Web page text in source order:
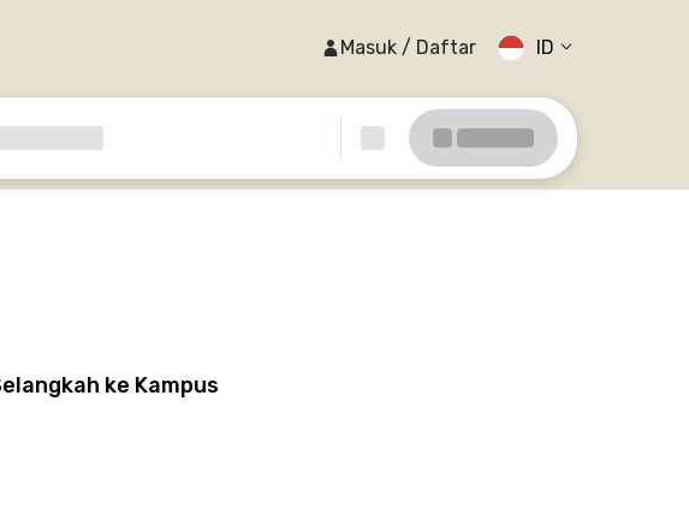
Masuk / Daftar ID
ke Kampus